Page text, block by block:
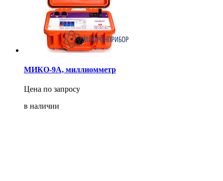
МИКО-9А, миллиомметр
Цена по запросу
в наличии